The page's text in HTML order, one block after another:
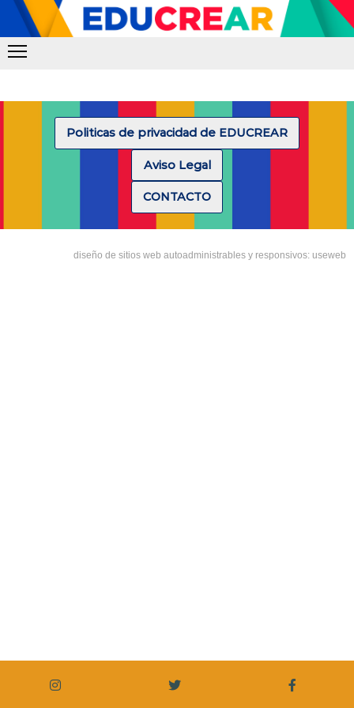
Politicas de privacidad de EDUCREAR
Aviso Legal
CONTACTO
diseño de sitios web autoadministrables y responsivos: useweb